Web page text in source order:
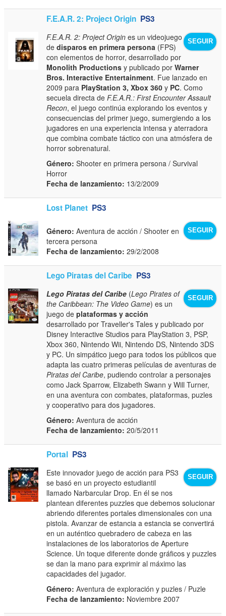
F.E.A.R. 2: Project Origin PS3
SEGUIR
F.E.A.R. 2: Project Origin es un videojuego
dedisparos en primera persona (FPS)
con elementos de horror, desarrollado por
Monolith Productions y publicado porWarner
Bros. Interactive Entertainment. Fue lanzado en
2009 para PlayStation 3, Xbox 360 y PC. Como
secuela directa deF.E.A.R.: First Encounter Assault
Recon, el juego continúa explorando los eventos y
consecuencias del primer juego, sumergiendo a los
jugadores en una experiencia intensa y aterradora
que combina combate táctico con una atmósfera de
horror sobrenatural.
Género: Shooter en primera persona / Survival
Horror
Fecha de lanzamiento: 13/2/2009
Lost Planet PS3
SEGUIR
Género: Aventura de acción / Shooter en
tercera persona
Fecha de lanzamiento: 29/2/2008
Lego Piratas del Caribe PS3
SEGUIR
Lego Piratas del Caribe (Lego Pirates of
the Caribbean: The Video Game) es un
juego deplataformas y acción
desarrollado por Traveller's Tales y publicado por
Disney Interactive Studios para PlayStation 3, PSP,
Xbox 360, Nintendo Wii, Nintendo DS, Nintendo 3DS
y PC. Un simpático juego para todos los públicos que
adapta las cuatro primeras películas de aventuras de
Piratas del Caribe, pudiendo controlar a personajes
como Jack Sparrow, Elizabeth Swann y Will Turner,
en una aventura con combates, plataformas, puzles
y cooperativo para dos jugadores.
Género: Aventura de acción
Fecha de lanzamiento: 20/5/2011
Portal PS3
SEGUIR
Este innovador juego de acción para PS3
se basó en un proyecto estudiantil
llamado Narbarcular Drop. En él se nos
plantean diferentes puzzles que debemos solucionar
abriendo diferentes portales dimensionales con una
pistola. Avanzar de estancia a estancia se convertirá
en un auténtico quebradero de cabeza en las
instalaciones de los laboratorios de Aperture
Science. Un toque diferente donde gráficos y puzzles
se dan la mano para exprimir al máximo las
capacidades del jugador.
Género: Aventura de exploración y puzles / Puzle
Fecha de lanzamiento: Noviembre 2007